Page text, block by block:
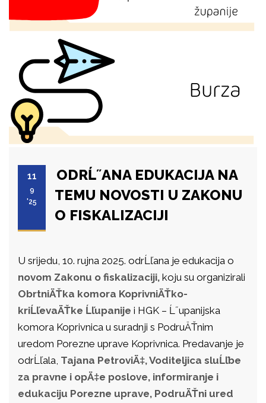
11
9
'25
ODRĹ˝ANA EDUKACIJA NA
TEMU NOVOSTI U ZAKONU
O FISKALIZACIJI
U srijedu, 10. rujna 2025. odrĹľana je edukacija o
novom Zakonu o fiskalizaciji, koju su organizirali
ObrtniÄŤka komora KoprivniÄŤko-
kriĹľevaÄŤke Ĺľupanije i HGK – Ĺ˝upanijska
komora Koprivnica u suradnji s PodruÄŤnim
uredom Porezne uprave Koprivnica. Predavanje je
odrĹľala, Tajana PetroviÄ‡, Voditeljica sluĹľbe
za pravne i opÄ‡e poslove, informiranje i
edukaciju Porezne uprave, PodruÄŤni ured